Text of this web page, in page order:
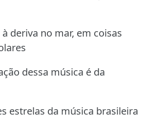
deriva no mar, em coisas
dessa música é da
estrelas da música brasileira